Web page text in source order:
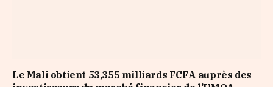
Le Mali obtient 53,355 milliards FCFA auprès des